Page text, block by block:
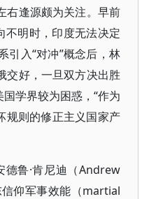
右逢源颇为关注。早前
不明时，印度无法决定
引入“对冲”概念后，林
交好，一旦双方决出胜
学界较为困惑，“作为
规则的修正主义国家产
鲁·肯尼迪（Andrew
仰军事效能（martial